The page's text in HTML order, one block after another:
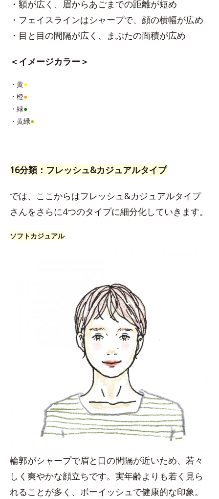
・額が広く、眉からあごまでの距離が短め
・フェイスラインはシャープで、顔の横幅が広め
・目と目の間隔が広く、まぶたの面積が広め
＜イメージカラー＞
・黄●
・橙●
・緑●
・黄緑●
16分類：フレッシュ&カジュアルタイプ
では、ここからはフレッシュ&カジュアルタイプ
さんをさらに4つのタイプに細分化していきます。
ソフトカジュアル
輪郭がシャープで眉と口の間隔が近いため、若々
しく爽やかな顔立ちです。実年齢よりも若く見ら
れることが多く、ボーイッシュで健康的な印象。